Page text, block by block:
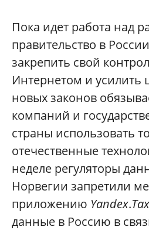
Пока идет работа над
правительство в
закрепить свой
Интернетом и усилить
новых законов
компаний и
страны использовать
отечественные
неделе регуляторы
Норвегии запретили
приложению Yandex.
данные в Россию в